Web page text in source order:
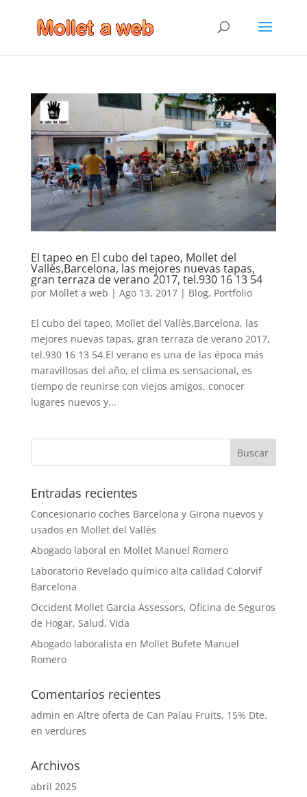
El tapeo en El cubo del tapeo, Mollet del
Vallès,Barcelona, las mejores nuevas tapas,
gran terraza de verano 2017, tel.930 16 13 54
por Mollet a web | Ago 13, 2017| Blog, Portfolio
El cubo del tapeo, Mollet del Vallès,Barcelona, las
mejores nuevas tapas, gran terraza de verano 2017,
tel.930 16 13 54.El verano es una de las época más
maravillosas del año, el clima es sensacional, es
tiempo de reunirse con viejos amigos, conocer
lugares nuevos y...
Entradas recientes
Concesionario coches Barcelona y Girona nuevos y
usados en Mollet del Vallès
Abogado laboral en Mollet Manuel Romero
Laboratorio Revelado químico alta calidad Colorvif
Barcelona
Occident Mollet Garcia Assessors, Oficina de Seguros
de Hogar, Salud, Vida
Abogado laboralista en Mollet Bufete Manuel
Romero
Comentarios recientes
admin en Altre oferta de Can Palau Fruits, 15% Dte.
en verdures
Archivos
abril 2025